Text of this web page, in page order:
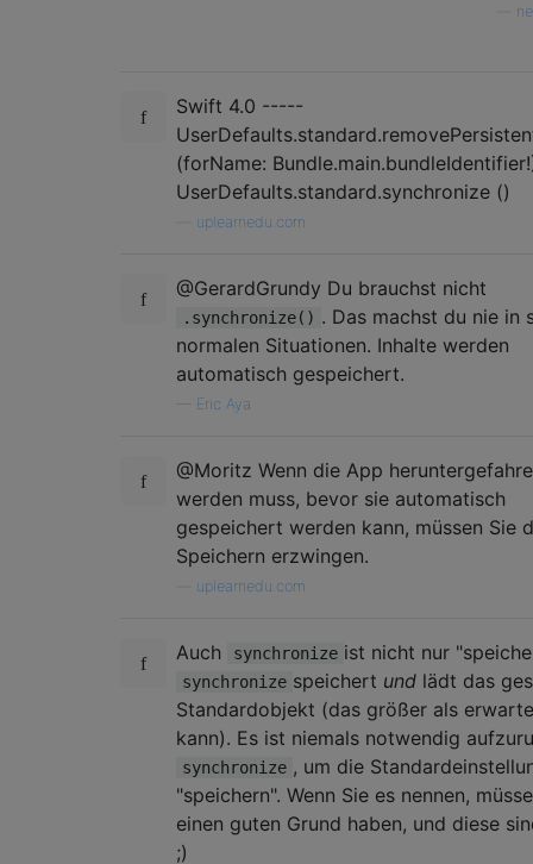
Swift 4.0 -----
(forName:
UserDefaults.standard.synchronize ()
uplearnedu.com
@GerardGrundy Du brauchst nicht
.synchronize() . Das machst du nie in
normalen Situationen. Inhalte werden
automatisch gespeichert.
Eric Aya
@Moritz Wenn die App
werden muss, bevor sie automatisch
gespeichert werden kann, müssen Sie
Speichern erzwingen.
uplearnedu.com
Auch synchronize ist nicht nur
synchronize speichert und lädt das
Standardobjekt (das größer als
kann). Es ist niemals notwendig
synchronize , um die
"speichern". Wenn Sie es nennen,
einen guten Grund haben, und diese
;)